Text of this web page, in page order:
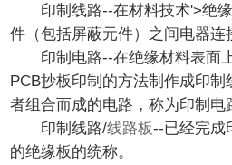
夏
我
印制线路--在材料技术'>绝缘
件（包括屏蔽元件）之间电器连
印制电路--在绝缘材料表面上
PCB抄板印制的方法制作成印
者组合而成的电路，称为印制电
印制线路/线路板--已经完成
的绝缘板的统称。